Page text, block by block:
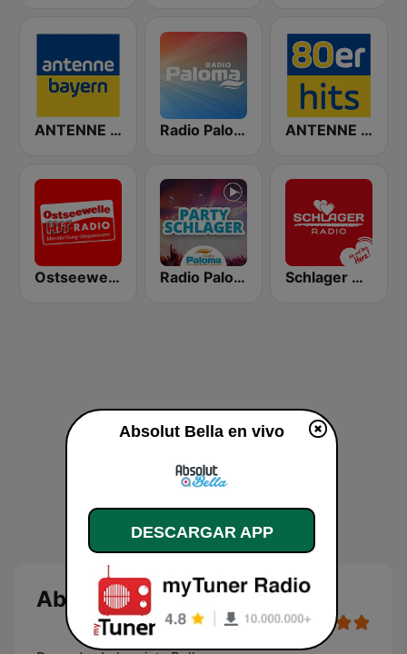
ANTENNE BAYERN Radio Paloma ANTENNE BAYERN 80er Hits
Ostseewelle Hit-Radio 105.6 Radio Paloma Partyschlager Schlager Radio
Absolut Bella
Absolut Bella en vivo
DESCARGAR APP